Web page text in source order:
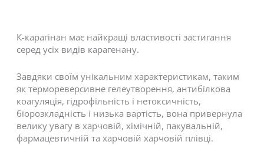
К-карагінан має найкращі властивості застигання
серед усіх видів карагенану.
Завдяки своїм унікальним характеристикам, таким
як термореверсивне гелеутворення, антибілкова
коагуляція, гідрофільність і нетоксичність,
біорозкладність і низька вартість, вона привернула
велику увагу в харчовій, хімічній, пакувальній,
фармацевтичній та харчовій харчовій плівці.